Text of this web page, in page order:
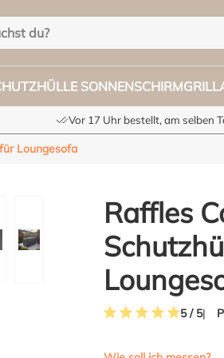
SONNENSCHIRM
Vor 17 Uhr bestellt, am selben
Loungesofa
Raffles
5 / 5